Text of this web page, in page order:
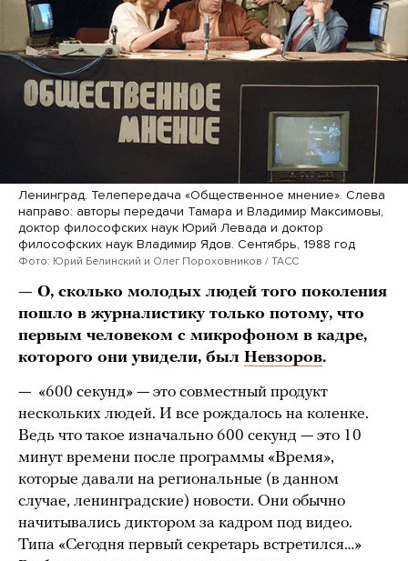
Ленинград. Телепередача «Общественное мнение». Слева
направо: авторы передачи Тамара и Владимир Максимовы,
доктор философских наук Юрий Левада и доктор
философских наук Владимир Ядов. Сентябрь, 1988 год
Фото: Юрий Белинский и Олег Пороховников / ТАСС
— О, сколько молодых людей того поколения
пошло в журналистику только потому, что
первым человеком с микрофоном в кадре,
которого они увидели, был Невзоров.
— «600 секунд» — это совместный продукт
нескольких людей. И все рождалось на коленке.
Ведь что такое изначально 600 секунд — это 10
минут времени после программы «Время»,
которые давали на региональные (в данном
случае, ленинградские) новости. Они обычно
начитывались диктором за кадром под видео.
Типа «Сегодня первый секретарь встретился…»